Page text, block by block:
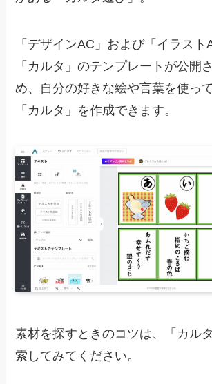
「デザインAC」および「イラスト
「カルタ」のテンプレートが公開
め、自分の好きな絵や言葉を使っ
「カルタ」を作成できます。
素材を探すときのコツは、「カル
索してみてください。